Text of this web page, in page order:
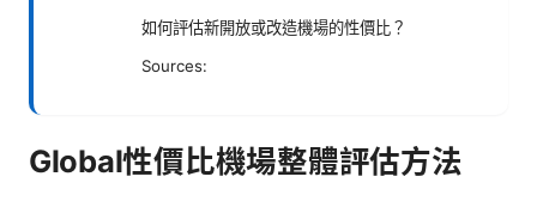
如何評估新開放或改造機場的性價比？
Sources:
Global性價比機場整體評估方法